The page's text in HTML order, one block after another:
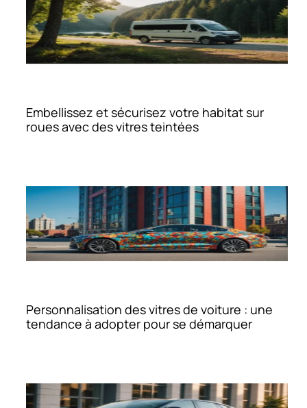
Embellissez et sécurisez votre habitat sur
roues avec des vitres teintées
Personnalisation des vitres de voiture : une
tendance à adopter pour se démarquer